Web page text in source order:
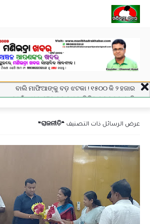
ବାଲି ମାଫିଆଙ୍କୁ ବଡ଼ ଝଟକା ! ୧୫୦୦ କି ୨ ହଜାର
ରାକ୍ଷୀ ପୂର୍ଣ୍ଣିମାରେ ମିଳିବ ସୁଭଦ୍ରା ଟଙ୍କା
ସ୍କୁଲରୁ ୫ଫୁଟ ଅଜଗର ସାପ ଉଦ୍ଧାର
ଓଡିଶା ମାଧ୍ୟମିକ ସ୍କୁଲ ଶିକ୍ଷକ ସଙ୍ଘ (ଓଷ୍ଠା )
ପ୍ରଦାନ
ବିଧାୟକଙ୍କ ହସ୍ତକ୍ଷେପ ପରେ ବେଲଗୁଣ୍ଠା ୧୨ ଓ ୧୩
ନମ୍ବର ୱାର୍ଡ଼ ବାସୀଙ୍କୁ ମିଳିଲା ଶୁଦ୍ଧ ପାନୀୟ ଜଳ
ବାଇକରୁ ଖସିପଡି ମହିଳା ମୃତ, ହତ୍ୟା ଅଭିଯୋଗ ଆଣିଲେ
عرض الرسائل ذات التصنيف ରାଜନୀତି